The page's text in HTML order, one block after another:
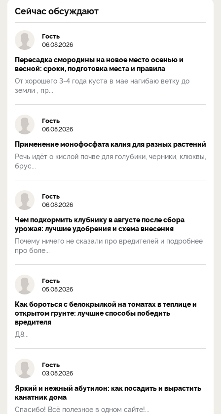
Сейчас обсуждают
Гость
06.08.2026
Пересадка смородины на новое место осенью и
весной: сроки, подготовка места и правила
От хорошего 3-4 года куста в мае нагибаю ветку до
земли , пр...
Гость
06.08.2026
Применение монофосфата калия для разных растений
Речь идёт о кислой почве для голубики, черники, клюквы,
брус...
Гость
06.08.2026
Чем подкормить клубнику в августе после сбора
урожая: лучшие удобрения и схема внесения
Почему ничего не сказали про вредителей и подробнее
про боле...
Гость
05.08.2026
Как бороться с белокрылкой на томатах в теплице и
открытом грунте: лучшие способы победить
вредителя
Д8...
Гость
03.08.2026
Яркий и нежный абутилон: как посадить и вырастить
канатник дома
Спасибо! Всё полезное в одном сайте!...